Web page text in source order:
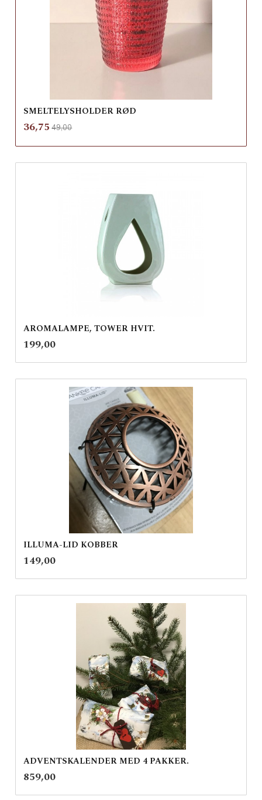
SMELTELYSHOLDER RØD
Tilbud
36,75 49,00
AROMALAMPE, TOWER HVIT.
Pris
199,00
ILLUMA-LID KOBBER
Pris
149,00
ADVENTSKALENDER MED 4 PAKKER.
Pris
859,00